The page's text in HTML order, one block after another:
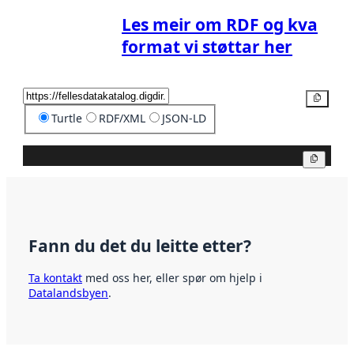
Les meir om RDF og kva
format vi støttar her
Turtle RDF/XML JSON-LD
Fann du det du leitte etter?
Ta kontakt med oss her, eller spør om hjelp i
Datalandsbyen.